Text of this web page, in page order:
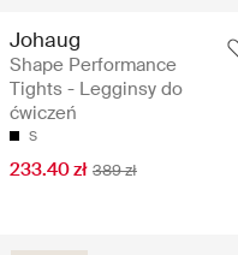
Johaug
Shape Performance
Tights - Legginsy do
ćwiczeń
S
233.40 zł 389 zł